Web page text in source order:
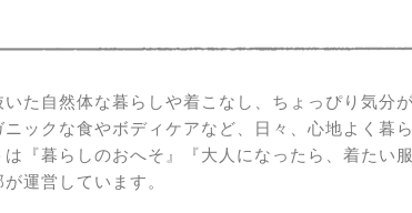
いた自然体な暮らしや着こなし、ちょっぴり気分
ニックな食やボディケアなど、日々、心地よく暮
は『暮らしのおへそ』『大人になったら、着たい
運営しています。